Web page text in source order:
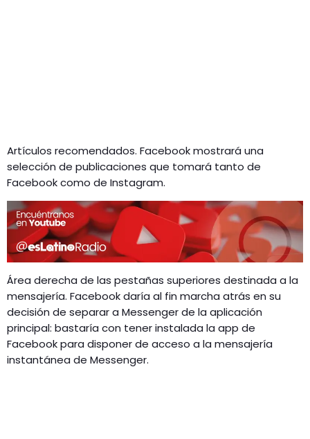
Artículos recomendados. Facebook mostrará una
selección de publicaciones que tomará tanto de
Facebook como de Instagram.
Área derecha de las pestañas superiores destinada a la
mensajería. Facebook daría al fin marcha atrás en su
decisión de separar a Messenger de la aplicación
principal: bastaría con tener instalada la app de
Facebook para disponer de acceso a la mensajería
instantánea de Messenger.